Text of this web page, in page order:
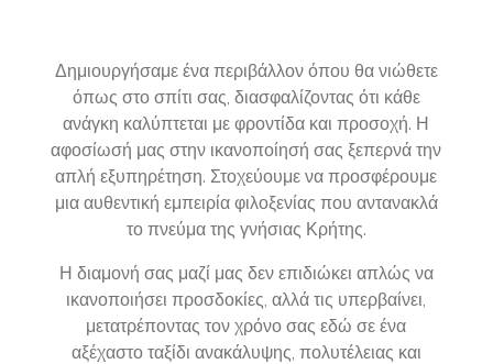
Δημιουργήσαμε ένα περιβάλλον όπου θα νιώθετε
όπως στο σπίτι σας, διασφαλίζοντας ότι κάθε
ανάγκη καλύπτεται με φροντίδα και προσοχή. Η
αφοσίωσή μας στην ικανοποίησή σας ξεπερνά την
απλή εξυπηρέτηση. Στοχεύουμε να προσφέρουμε
μια αυθεντική εμπειρία φιλοξενίας που αντανακλά
το πνεύμα της γνήσιας Κρήτης.
Η διαμονή σας μαζί μας δεν επιδιώκει απλώς να
ικανοποιήσει προσδοκίες, αλλά τις υπερβαίνει,
μετατρέποντας τον χρόνο σας εδώ σε ένα
αξέχαστο ταξίδι ανακάλυψης, πολυτέλειας και